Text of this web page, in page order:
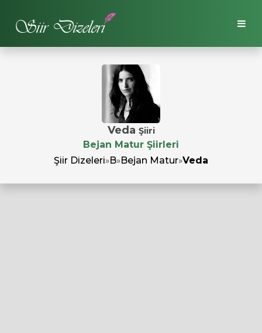
Veda Şiiri
Bejan Matur Şiirleri
Şiir Dizeleri»B»Bejan Matur»Veda